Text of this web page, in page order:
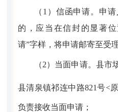
（1）信函申请。申
的，应当在信封的显著
请”字样，将申请邮寄至受
（2）当面申请。县市
县清泉镇祁连中路821号<
负责接收当面申请；